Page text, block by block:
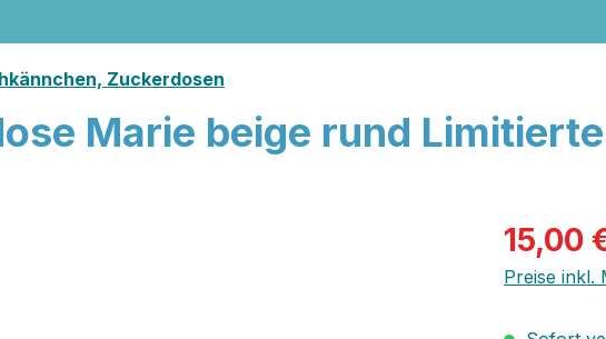
Zuckerdosen
Marie beige rund
15,00
Preise inkl.